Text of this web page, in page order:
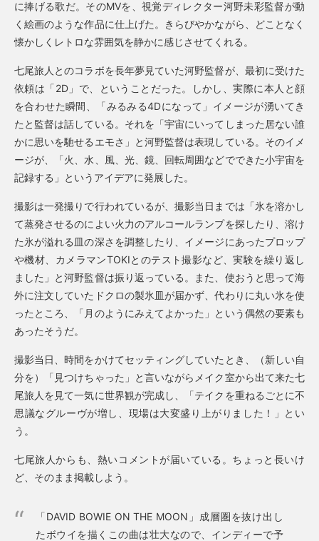
に捧げる歌だ。そのMVを、視覚ディレクター河野未彩監督が動
く絵画のような作品に仕上げた。きらびやかながら、どことなく
懐かしくレトロな雰囲気を静かに感じさせてくれる。
七尾旅人とのコラボを長年夢見ていた河野監督が、最初に受けた
依頼は「2D」で、ということだった。しかし、実際に本人と顔
を合わせた瞬間、「みるみる4Dになって」イメージが湧いてき
たと監督は話している。それを「宇宙にいってしまった居ない誰
かに思いを馳せるエモさ」と河野監督は表現している。そのイメ
ージが、「火、水、風、光、鏡、回転周囲などでできた小宇宙を
記録する」というアイデアに発展した。
撮影は一発撮りで行われているが、撮影当日までは「氷を溶かし
て蒸発させるのによい火力のアルコールランプを探したり、溶け
た氷が溢れる皿の深さを調整したり、イメージにあったプロップ
や機材、カメラマンTOKIとのテスト撮影など、実験を繰り返し
ました」と河野監督は振り返っている。また、使おうと思って海
外に注文していたドクロの製氷皿が届かず、代わりに丸い氷を使
ったところ、「月のようにみえてよかった」という偶然の要素も
あったそうだ。
撮影当日、時間をかけてセッティングしていたとき、（新しい自
分を）「見つけちゃった」と言いながらメイク室から出て来た七
尾旅人を見て一気に世界観が完成し、「テイクを重ねるごとに不
思議なグルーヴが増し、現場は大変盛り上がりました！」とい
う。
七尾旅人からも、熱いコメントが届いている。ちょっと長いけ
ど、そのまま掲載しよう。
「DAVID BOWIE ON THE MOON」成層圏を抜け出し
たボウイを描くこの曲は壮大なので、インディーで予